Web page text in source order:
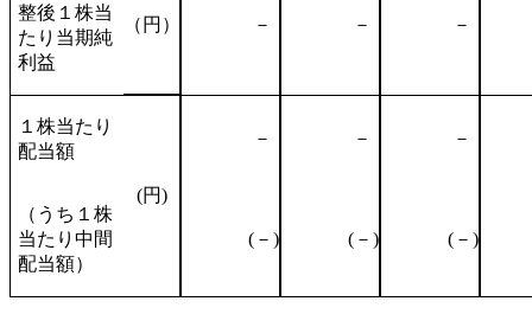
整後１株当
たり当期純
利益
（円） － － －
１株当たり
配当額
(円)
－ － －
（うち１株
当たり中間
配当額）
(－) (－) (－)